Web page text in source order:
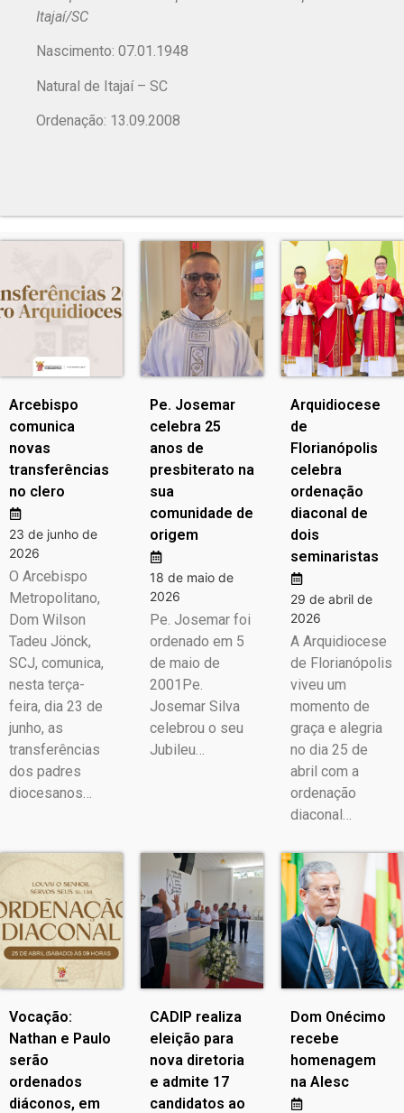
Itajaí/SC
Nascimento: 07.01.1948
Natural de Itajaí – SC
Ordenação: 13.09.2008
Arcebispo
comunica
novas
transferências
no clero
23 de junho de
2026
O Arcebispo
Metropolitano,
Dom Wilson
Tadeu Jönck,
SCJ, comunica,
nesta terça-
feira, dia 23 de
junho, as
transferências
dos padres
diocesanos…
Pe. Josemar
celebra 25
anos de
presbiterato na
sua
comunidade de
origem
18 de maio de
2026
Pe. Josemar foi
ordenado em 5
de maio de
2001Pe.
Josemar Silva
celebrou o seu
Jubileu…
Arquidiocese
de
Florianópolis
celebra
ordenação
diaconal de
dois
seminaristas
29 de abril de
2026
A Arquidiocese
de Florianópolis
viveu um
momento de
graça e alegria
no dia 25 de
abril com a
ordenação
diaconal…
Vocação:
Nathan e Paulo
serão
ordenados
diáconos, em
CADIP realiza
eleição para
nova diretoria
e admite 17
candidatos ao
Dom Onécimo
recebe
homenagem
na Alesc